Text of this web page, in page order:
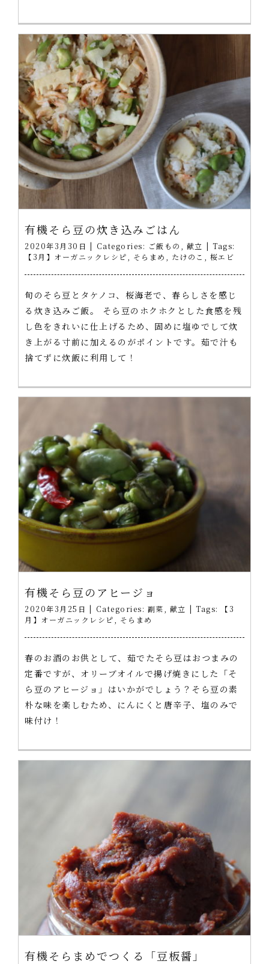
有機そら豆の炊き込みごはん
2020年3月30日 | Categories: ご飯もの 献立 | Tags:
【3月】オーガニックレシピ
そらまめ たけのこ 桜エビ
旬のそら豆とタケノコ、桜海老で、春らしさを感じ
る炊き込みご飯。 そら豆のホクホクとした食感を残
し色をきれいに仕上げるため、固めに塩ゆでして炊
き上がる寸前に加えるのがポイントです。茹で汁も
捨てずに炊飯に利用して！
有機そら豆のアヒージョ
2020年3月25日 | Categories: 副菜 献立 | Tags:
【3
月】オーガニックレシピ
そらまめ
春のお酒のお供として、茹でたそら豆はおつまみの
定番ですが、オリーブオイルで揚げ焼きにした「そ
ら豆のアヒージョ」はいかがでしょう？そら豆の素
朴な味を楽しむため、にんにくと唐辛子、塩のみで
味付け！
有機そらまめでつくる「豆板醤」